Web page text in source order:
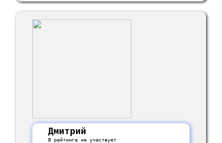
Дмитрий
В рейтинге не участвует